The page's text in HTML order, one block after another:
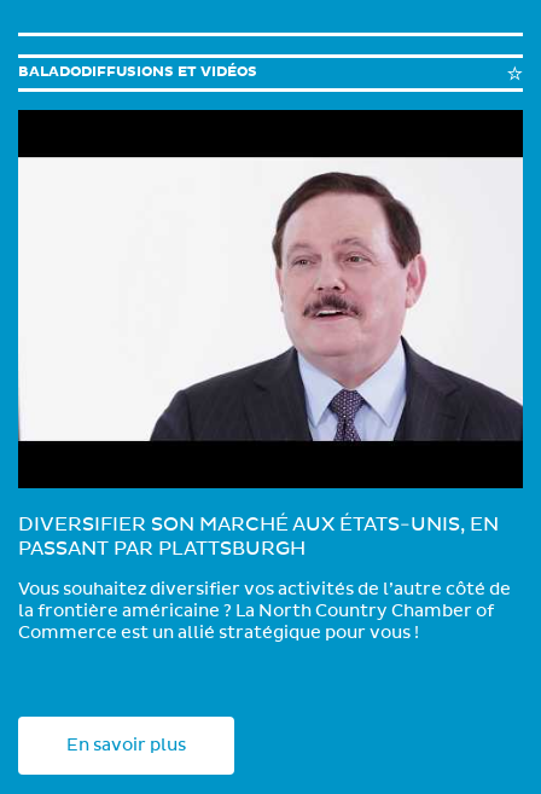
BALADODIFFUSIONS ET VIDÉOS
DIVERSIFIER SON MARCHÉ AUX ÉTATS-UNIS, EN
PASSANT PAR PLATTSBURGH
Vous souhaitez diversifier vos activités de l’autre côté de
la frontière américaine ? La North Country Chamber of
Commerce est un allié stratégique pour vous !
En savoir plus